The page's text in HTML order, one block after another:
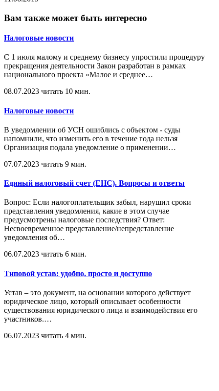
Вам также может быть интересно
Налоговые новости
С 1 июля малому и среднему бизнесу упростили процедуру
прекращения деятельности Закон разработан в рамках
национального проекта «Малое и среднее…
08.07.2023 читать 10 мин.
Налоговые новости
В уведомлении об УСН ошиблись с объектом - суды
напомнили, что изменить его в течение года нельзя
Организация подала уведомление о применении…
07.07.2023 читать 9 мин.
Единый налоговый счет (ЕНС). Вопросы и ответы
Вопрос: Если налогоплательщик забыл, нарушил сроки
представления уведомления, какие в этом случае
предусмотрены налоговые последствия? Ответ:
Несвоевременное представление/непредставление
уведомления об…
06.07.2023 читать 6 мин.
Типовой устав: удобно, просто и доступно
Устав – это документ, на основании которого действует
юридическое лицо, который описывает особенности
существования юридического лица и взаимодействия его
участников.…
06.07.2023 читать 4 мин.